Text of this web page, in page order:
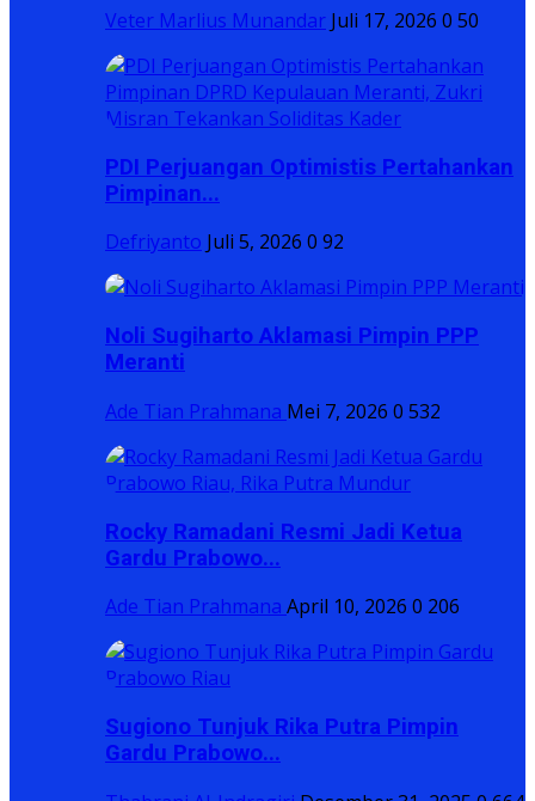
Veter Marlius Munandar Juli 17, 2026 0 50
PDI Perjuangan Optimistis Pertahankan
Pimpinan...
Defriyanto Juli 5, 2026 0 92
Noli Sugiharto Aklamasi Pimpin PPP
Meranti
Ade Tian Prahmana Mei 7, 2026 0 532
Rocky Ramadani Resmi Jadi Ketua
Gardu Prabowo...
Ade Tian Prahmana April 10, 2026 0 206
Sugiono Tunjuk Rika Putra Pimpin
Gardu Prabowo...